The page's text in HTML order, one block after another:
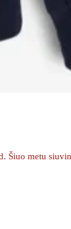
Šiuo metu